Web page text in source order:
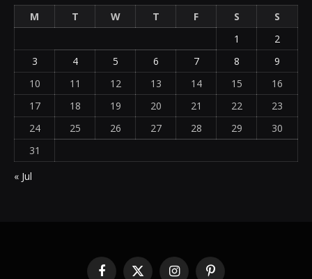
M
T W T F S
S
1
2
3
4 5 6 7 8
9
10
11 12 13 14 15
16
17
18 19 20 21 22
23
24
25 26 27 28 29
30
31
« Jul
Facebook
X InstagramPinterest